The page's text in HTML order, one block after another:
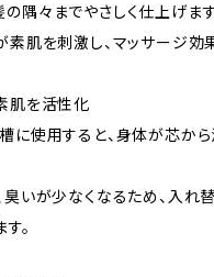
隅々までやさしく仕上げます
肌を刺激し、マッサージ効
肌を活性化
に使用すると、身体が芯か
臭いが少なくなるため、入れ
。